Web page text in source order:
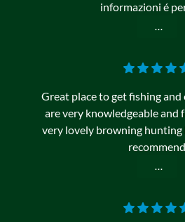
informazioni é
...
Great place to get fishing and
are very knowledgeable and
very lovely browning
recommend
...